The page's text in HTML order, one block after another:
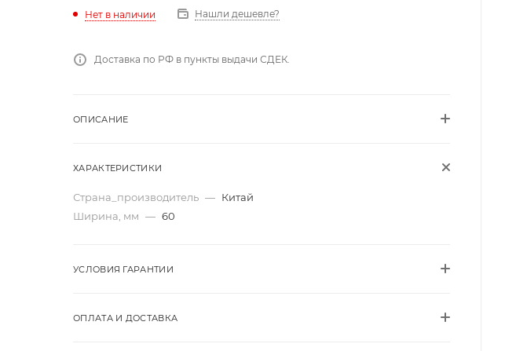
Нет в наличии Нашли дешевле?
Доставка по РФ в пункты выдачи СДЕК.
ОПИСАНИЕ
ХАРАКТЕРИСТИКИ
Страна_производитель — Китай
Ширина, мм — 60
УСЛОВИЯ ГАРАНТИИ
ОПЛАТА И ДОСТАВКА